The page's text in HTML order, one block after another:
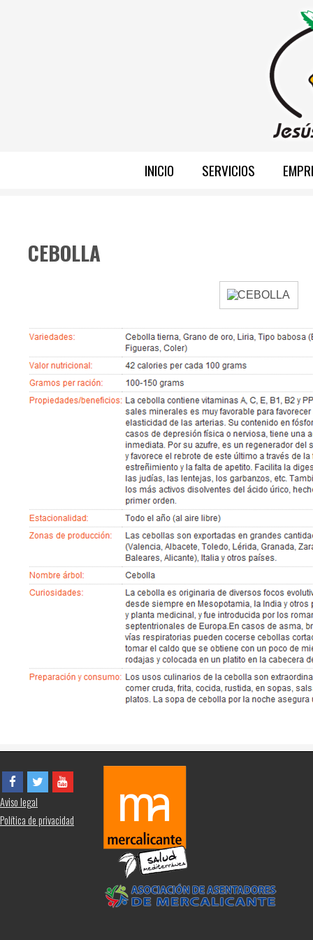
INICIO SERVICIOS
CEBOLLA
Aviso legal
Política de privacidad